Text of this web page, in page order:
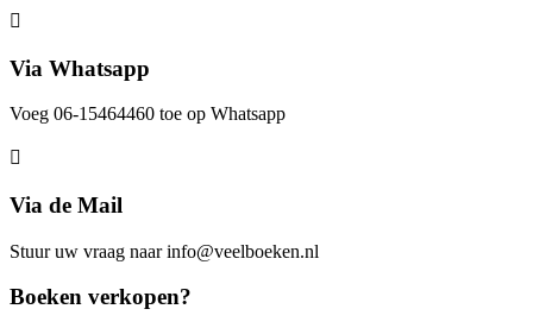
Via Whatsapp
Voeg 06-15464460 toe op Whatsapp
Via de Mail
Stuur uw vraag naar info@veelboeken.nl
Boeken verkopen?